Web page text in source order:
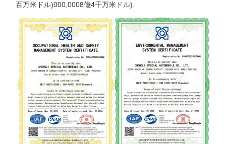
百万米ドル)000,0008億4千万米ドル).